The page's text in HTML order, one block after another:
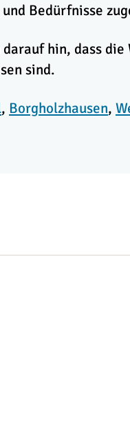
Bedürfnisse
hin, dass
sind.
, Borgholzhausen,